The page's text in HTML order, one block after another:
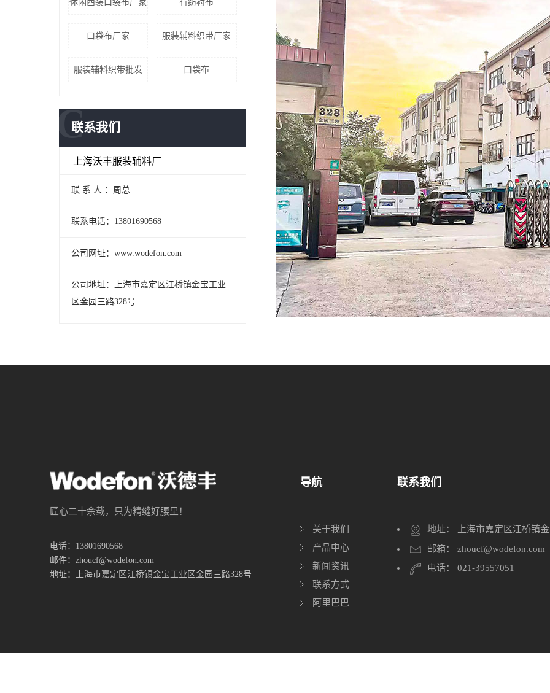
休闲西装口袋布厂家 有纺衬布
口袋布厂家 服装辅料织带厂家
服装辅料织带批发 口袋布
联系我们
C
上海沃丰服装辅料厂
联 系 人 ：周总
联系电话：13801690568
公司网址：www.wodefon.com
公司地址：上海市嘉定区江桥镇金宝工业
区金园三路328号
匠心二十余载，只为精缝好腰里！
电话：13801690568
邮件：zhoucf@wodefon.com
地址：上海市嘉定区江桥镇金宝工业区金园三路328号
导航
关于我们
产品中心
新闻资讯
联系方式
阿里巴巴
联系我们
地址： 上海市嘉定区江桥镇
邮箱： zhoucf@wodefon.com
电话： 021-39557051